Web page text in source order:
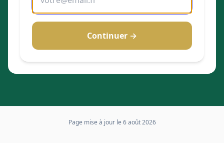
Continuer →
Page mise à jour le 6 août 2026